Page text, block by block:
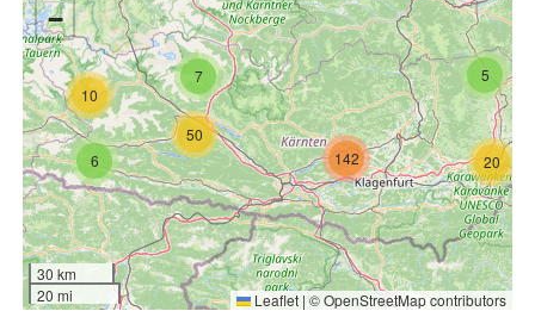
10
6
5
20
7
50
142
−
30 km
20 mi
Leaflet | ©OpenStreetMapcontributors